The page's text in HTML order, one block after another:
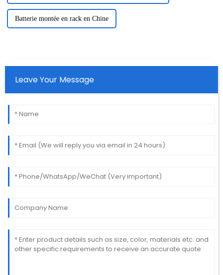
Batterie montée en rack en Chine
Leave Your Message